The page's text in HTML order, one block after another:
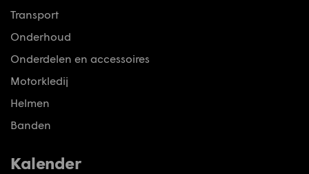
Transport
Onderhoud
Onderdelen en accessoires
Motorkledij
Helmen
Banden
Kalender